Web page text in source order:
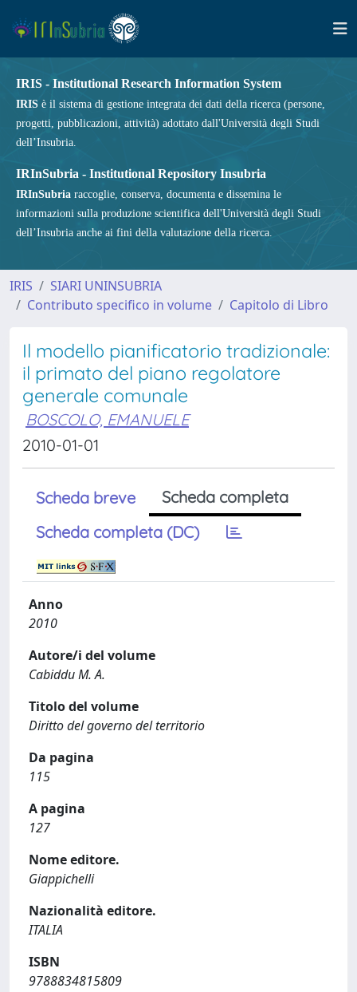
IRIS - Institutional Research Information System
IRIS è il sistema di gestione integrata dei dati della ricerca (persone,
progetti, pubblicazioni, attività) adottato dall'Università degli Studi
dell’Insubria.
IRInSubria - Institutional Repository Insubria
IRInSubria raccoglie, conserva, documenta e dissemina le
informazioni sulla produzione scientifica dell'Università degli Studi
dell’Insubria anche ai fini della valutazione della ricerca.
IRIS
SIARI UNINSUBRIA
Contributo specifico in volume
Capitolo di Libro
Il modello pianificatorio tradizionale:
il primato del piano regolatore
generale comunale
BOSCOLO, EMANUELE
2010-01-01
Scheda breve
Scheda completa
Scheda completa (DC)
Anno
2010
Autore/i del volume
Cabiddu M. A.
Titolo del volume
Diritto del governo del territorio
Da pagina
115
A pagina
127
Nome editore.
Giappichelli
Nazionalità editore.
ITALIA
ISBN
9788834815809